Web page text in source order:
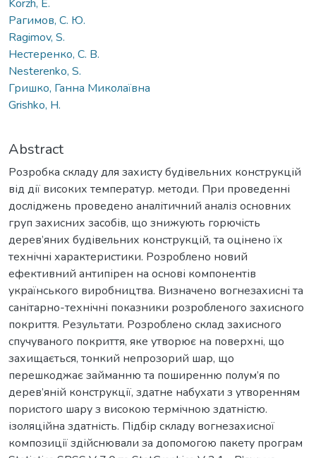
Korzh, E.
Рагимов, С. Ю.
Ragimov, S.
Нестеренко, С. В.
Nesterenko, S.
Гришко, Ганна Миколаївна
Grishko, H.
Abstract
Розробка складу для захисту будівельних конструкцій
від дії високих температур. методи. При проведенні
досліджень проведено аналітичний аналіз основних
груп захисних засобів, що знижують горючість
дерев’яних будівельних конструкцій, та оцінено їх
технічні характеристики. Розроблено новий
ефективний антипірен на основі компонентів
українського виробництва. Визначено вогнезахисні та
санітарно-технічні показники розробленого захисного
покриття. Результати. Розроблено склад захисного
спучуваного покриття, яке утворює на поверхні, що
захищається, тонкий непрозорий шар, що
перешкоджає займанню та поширенню полум’я по
дерев’яній конструкції, здатне набухати з утворенням
пористого шару з високою термічною здатністю.
ізоляційна здатність. Підбір складу вогнезахисної
композиції здійснювали за допомогою пакету програм